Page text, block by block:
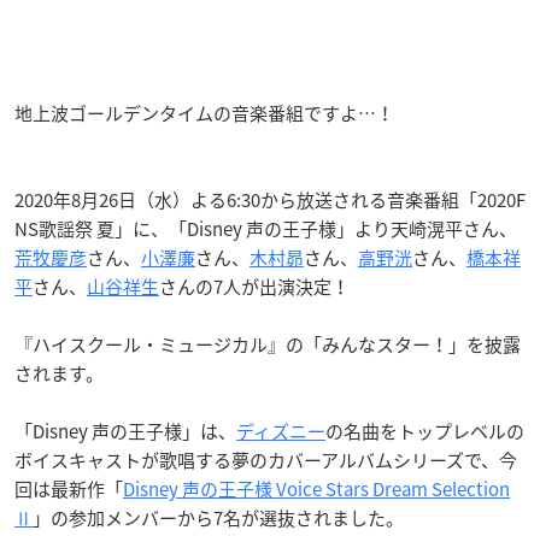
地上波ゴールデンタイムの音楽番組ですよ…！
2020年8月26日（水）よる6:30から放送される音楽番組「2020F
NS歌謡祭 夏」に、「Disney 声の王子様」より天崎滉平さん、
荒牧慶彦さん、 小澤廉さん、 木村昴さん、 高野洸さん、 橋本祥
平さん、 山谷祥生さんの7人が出演決定！
『ハイスクール・ミュージカル』の「みんなスター！」を披露
されます。
「Disney 声の王子様」は、 ディズニーの名曲をトップレベルの
ボイスキャストが歌唱する夢のカバーアルバムシリーズで、今
回は最新作「Disney 声の王子様 Voice Stars Dream Selection
Ⅱ 」の参加メンバーから7名が選抜されました。